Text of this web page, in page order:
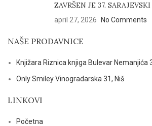
ZAVRŠEN JE 37.
april 27, 2026 No Comments
NAŠE PRODAVNICE
Knjižara Riznica knjiga Bulevar Nemanjića
Only Smiley Vinogradarska 31, Niš
LINKOVI
Početna